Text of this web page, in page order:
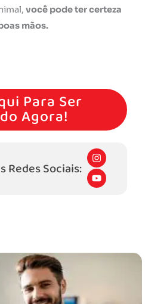
você pode ter certeza
mãos.
Para Ser
Agora!
Redes Sociais:
I
n
s
t
a
Y
o
u